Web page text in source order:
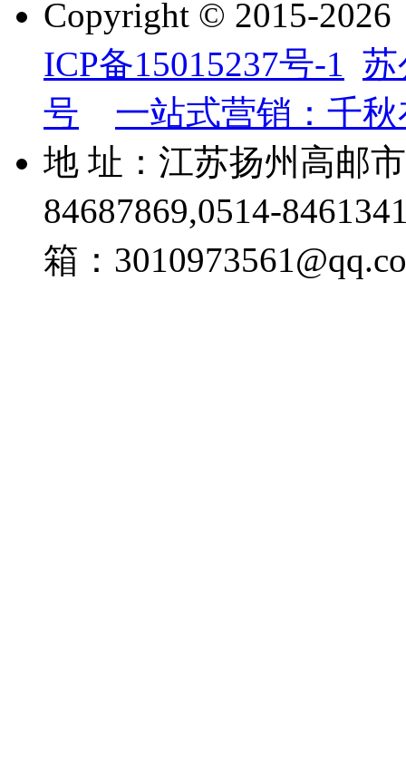
Copyright © 2015-
ICP备15015237号-1 苏
号
一站式营销：千
地 址：江苏扬州高邮
84687869,0514-
箱：